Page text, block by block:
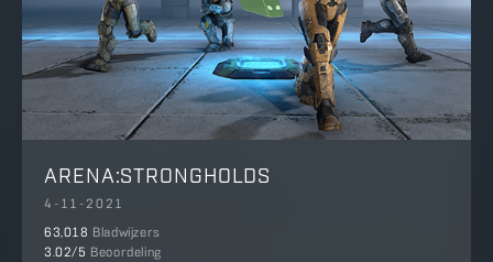
ARENA:STRONGHOLDS
4-11-2021
63,018 Bladwijzers
3.02/5 Beoordeling